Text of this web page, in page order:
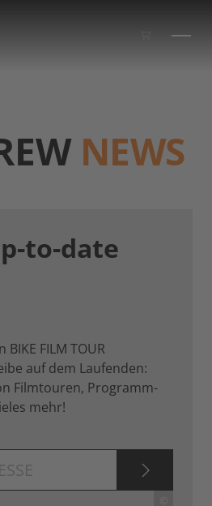
NEWS
to-date
FILM TOUR
auf dem Laufenden:
Filmtouren, Programm-
mehr!